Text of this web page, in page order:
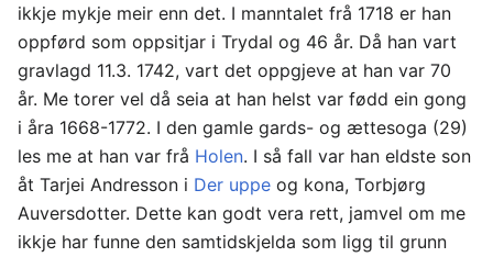
ikkje mykje meir enn det. I manntalet frå 1718 er han
oppførd som oppsitjar i Trydal og 46 år. Då han vart
gravlagd 11.3. 1742, vart det oppgjeve at han var 70
år. Me torer vel då seia at han helst var fødd ein gong
i åra 1668-1772. I den gamle gards- og ættesoga (29)
les me at han var frå Holen. I så fall var han eldste son
åt Tarjei Andresson i Der uppe og kona, Torbjørg
Auversdotter. Dette kan godt vera rett, jamvel om me
ikkje har funne den samtidskjelda som ligg til grunn